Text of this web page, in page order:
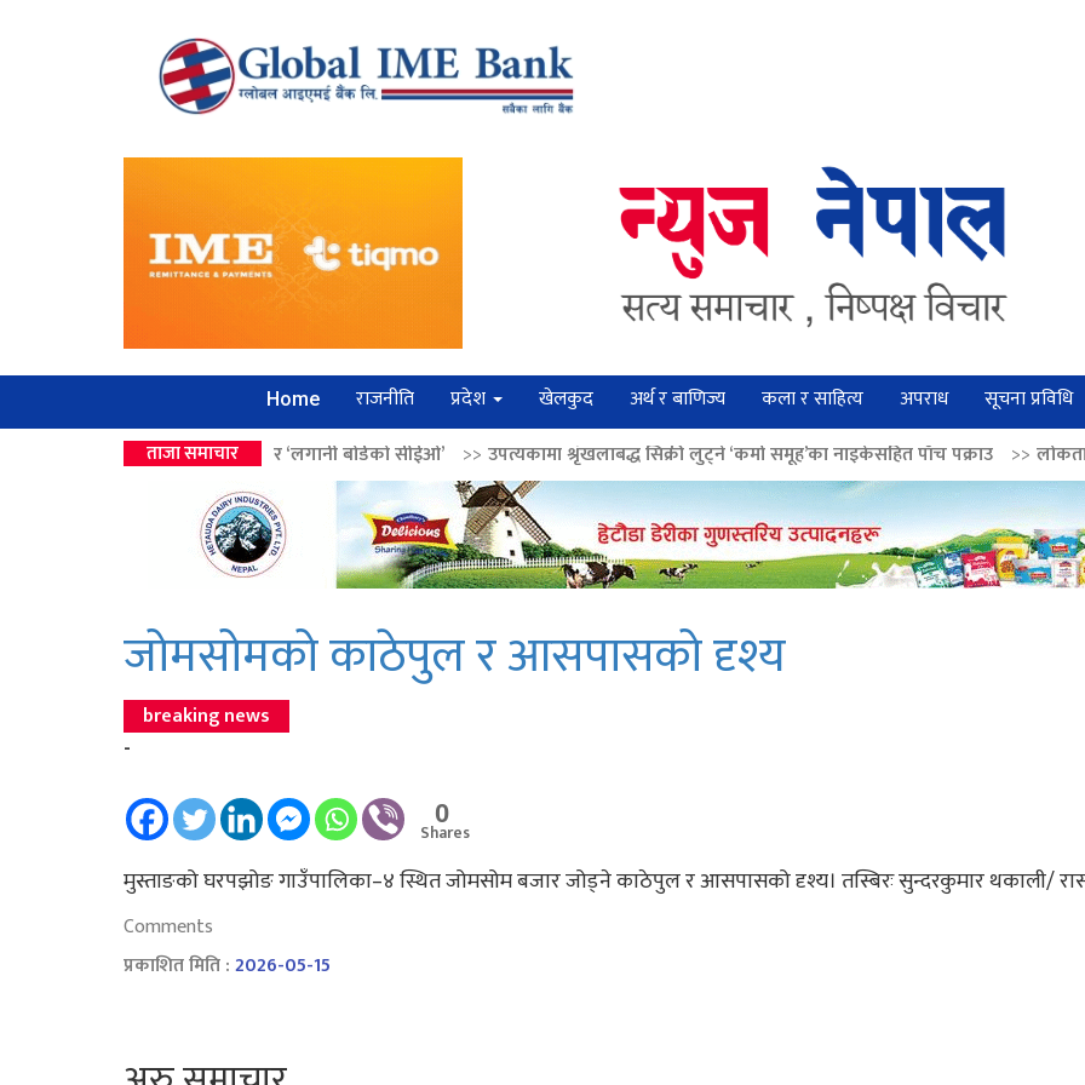
Home राजनीति प्रदेश खेलकुद अर्थ र बाणिज्य कला र साहित्य अपराध सूचना प्रविधि
ताजा समाचार
वालेन्द्रको उपहार ‘लगानी बोर्डको सीईओ’ >>उपत्यकामा श्रृंखलाबद्ध सिक्री लुट्ने ‘कर्मा समूह’का नाइकेसहित पाँच पक्राउ >>लोकतान्त्रिक मूल्य सुदृढ
जोमसोमको काठेपुल र आसपासको दृश्य
breaking news
-
0
Shares
मुस्ताङको घरपझोङ गाउँपालिका–४ स्थित जोमसोम बजार जोड्ने काठेपुल र आसपासको दृश्य। तस्बिरः सुन्दरकुमार थकाली/
Comments
प्रकाशित मिति :2026-05-15